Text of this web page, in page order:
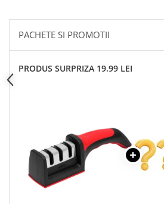
PACHETE SI PROMOTII
PRODUS SURPRIZA 19.99 LEI